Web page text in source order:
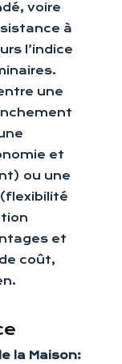
voire
à
l’indice
une
et
ou une
et
coût,
la Maison: